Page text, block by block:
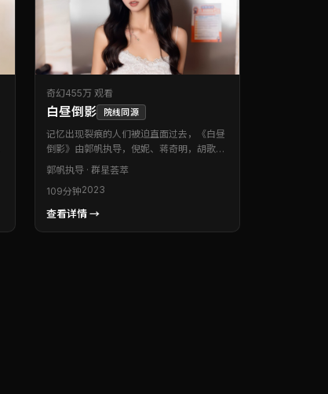
奇幻455万 观看
白昼倒影 院线同源
记忆出现裂痕的人们被迫直面过去，《白昼
倒影》由郭帆执导，倪妮、蒋奇明，胡歌、
周冬雨等联袂出演。本片为日本出品的奇幻
燃点，也有静水流深的留白。适合喜欢强情
节与人物刻画的观众。
郭帆执导 · 群星荟萃
109分钟2023
查看详情 →